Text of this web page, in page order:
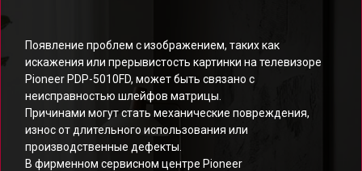
Появление проблем с изображением, таких как
искажения или прерывистость картинки на телевизоре
Pioneer PDP-5010FD, может быть связано с
неисправностью шлейфов матрицы.
Причинами могут стать механические повреждения,
износ от длительного использования или
производственные дефекты.
В фирменном сервисном центре Pioneer